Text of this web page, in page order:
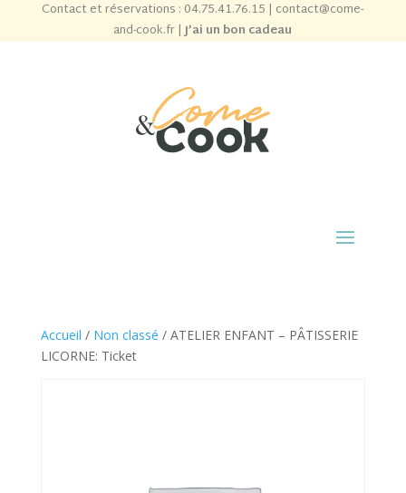
Contact et réservations : 04.75.41.76.15 | contact@come-
and-cook.fr|J’ai un bon cadeau
Accueil / Non classé / ATELIER ENFANT – PÂTISSERIE
LICORNE: Ticket